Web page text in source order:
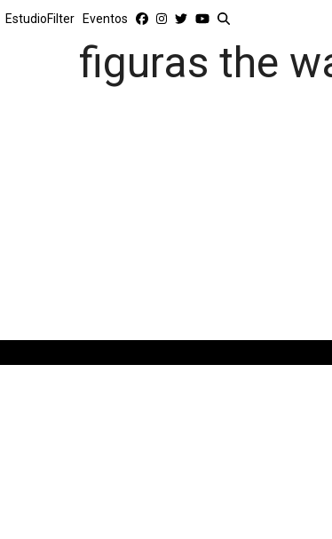
EstudioFilter Eventos
figuras the